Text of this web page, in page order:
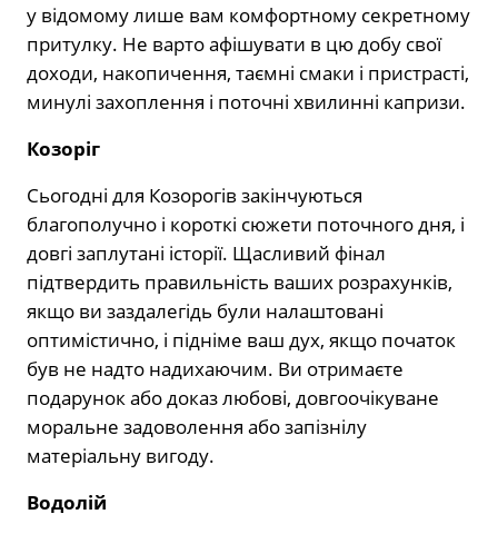
у відомому лише вам комфортному секретному
притулку. Не варто афішувати в цю добу свої
доходи, накопичення, таємні смаки і пристрасті,
минулі захоплення і поточні хвилинні капризи.
Козоріг
Сьогодні для Козорогів закінчуються
благополучно і короткі сюжети поточного дня, і
довгі заплутані історії. Щасливий фінал
підтвердить правильність ваших розрахунків,
якщо ви заздалегідь були налаштовані
оптимістично, і підніме ваш дух, якщо початок
був не надто надихаючим. Ви отримаєте
подарунок або доказ любові, довгоочікуване
моральне задоволення або запізнілу
матеріальну вигоду.
Водолій